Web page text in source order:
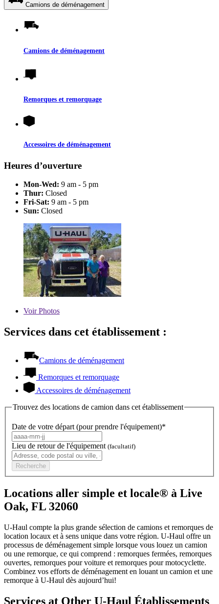
Camions de déménagement
Camions de déménagement
Remorques et remorquage
Accessoires de déménagement
Heures d’ouverture
Mon-Wed: 9 am - 5 pm
Thur: Closed
Fri-Sat: 9 am - 5 pm
Sun: Closed
VoirPhotos
Services dans cet établissement :
Camions de déménagement
Remorques et remorquage
Accessoires de déménagement
Trouvez des locations de camion dans cet établissement
Date de votre départ (pour prendre l'équipement)*
Lieu de retour de l'équipement (facultatif)
Recherche
Locations aller simple et locale® à Live
Oak, FL 32060
U-Haul compte la plus grande sélection de camions et remorques de
location locaux et à sens unique dans votre région. U-Haul offre un
processus de déménagement simple lorsque vous louez un camion
ou une remorque, ce qui comprend : remorques fermées, remorques
ouvertes, remorques pour voiture et remorques pour motocyclette.
Combinez vos efforts de déménagement en louant un camion et une
remorque à U-Haul dès aujourd’hui!
Services at Other U-Haul Établissements